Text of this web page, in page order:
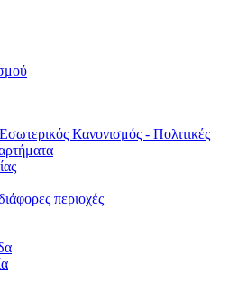
Κανονισμός - Πολιτικές
περιοχές